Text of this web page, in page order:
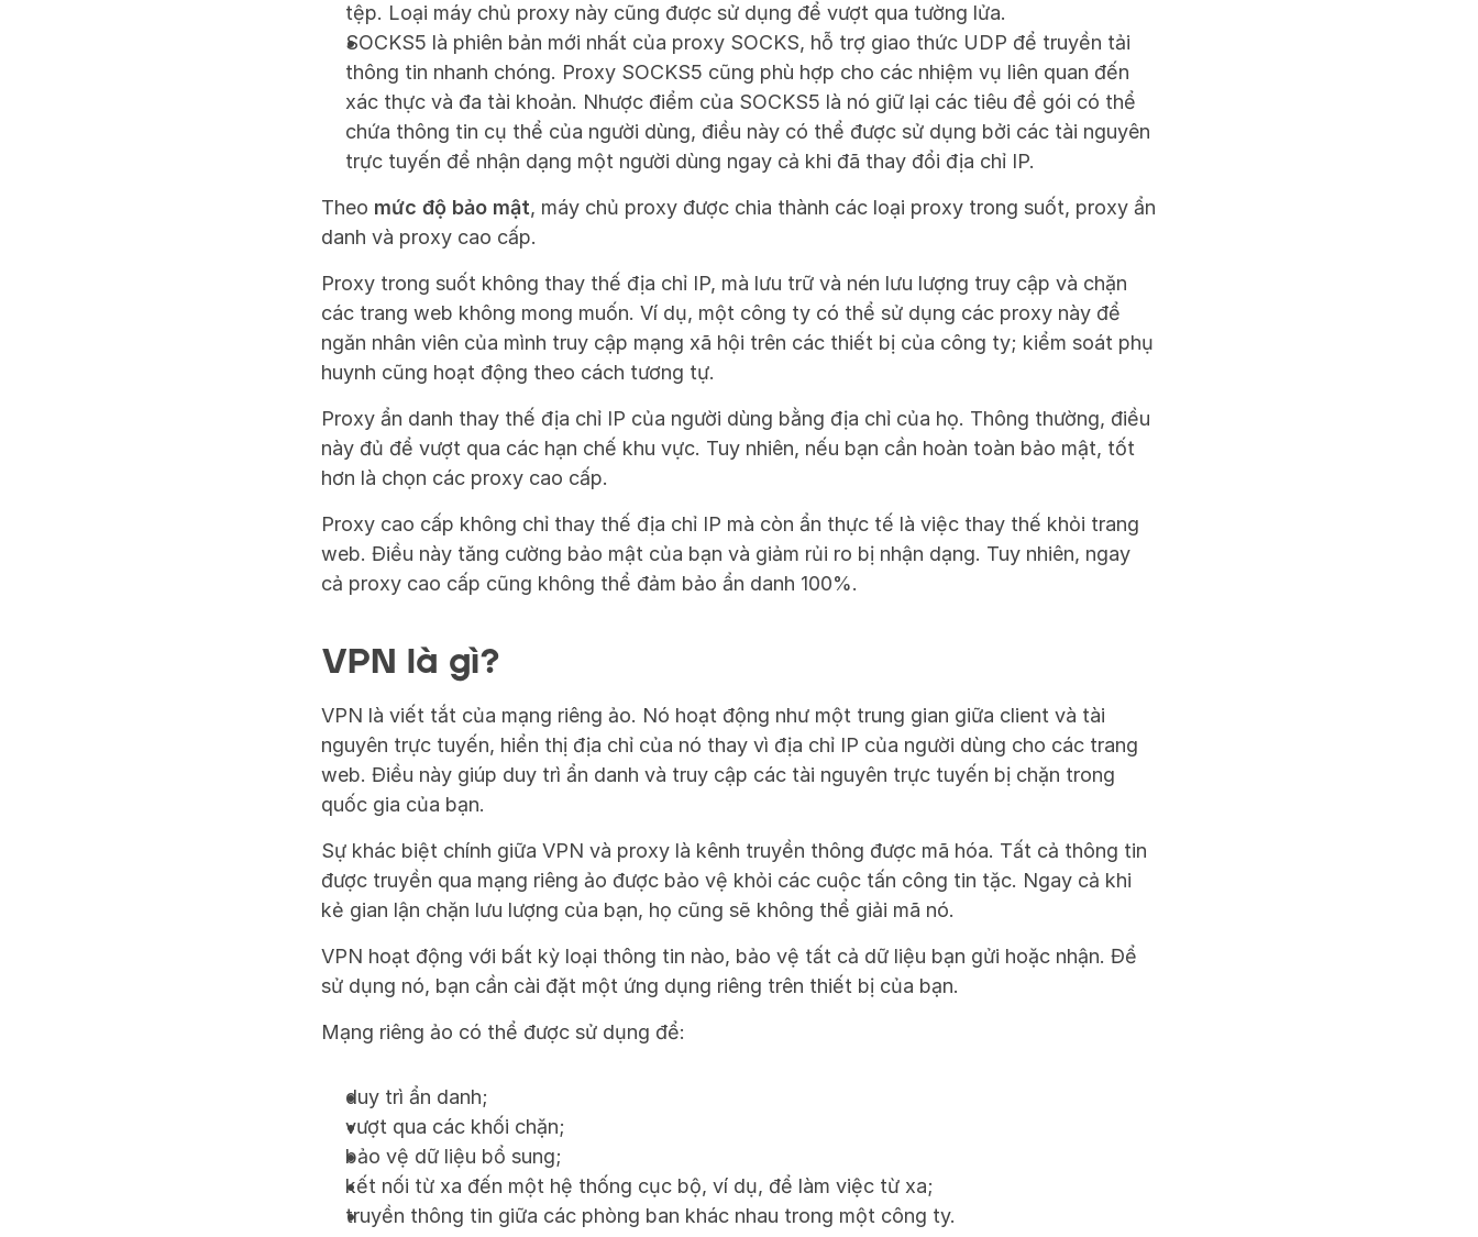
tệp. Loại máy chủ proxy này cũng được sử dụng để vượt qua tường lửa.
SOCKS5 là phiên bản mới nhất của proxy SOCKS, hỗ trợ giao thức UDP để truyền tải
thông tin nhanh chóng. Proxy SOCKS5 cũng phù hợp cho các nhiệm vụ liên quan đến
xác thực và đa tài khoản. Nhược điểm của SOCKS5 là nó giữ lại các tiêu đề gói có thể
chứa thông tin cụ thể của người dùng, điều này có thể được sử dụng bởi các tài nguyên
trực tuyến để nhận dạng một người dùng ngay cả khi đã thay đổi địa chỉ IP.
Theo mức độ bảo mật, máy chủ proxy được chia thành các loại proxy trong suốt, proxy ẩn
danh và proxy cao cấp.
Proxy trong suốt không thay thế địa chỉ IP, mà lưu trữ và nén lưu lượng truy cập và chặn
các trang web không mong muốn. Ví dụ, một công ty có thể sử dụng các proxy này để
ngăn nhân viên của mình truy cập mạng xã hội trên các thiết bị của công ty; kiểm soát phụ
huynh cũng hoạt động theo cách tương tự.
Proxy ẩn danh thay thế địa chỉ IP của người dùng bằng địa chỉ của họ. Thông thường, điều
này đủ để vượt qua các hạn chế khu vực. Tuy nhiên, nếu bạn cần hoàn toàn bảo mật, tốt
hơn là chọn các proxy cao cấp.
Proxy cao cấp không chỉ thay thế địa chỉ IP mà còn ẩn thực tế là việc thay thế khỏi trang
web. Điều này tăng cường bảo mật của bạn và giảm rủi ro bị nhận dạng. Tuy nhiên, ngay
cả proxy cao cấp cũng không thể đảm bảo ẩn danh 100%.
VPN là gì?
VPN là viết tắt của mạng riêng ảo. Nó hoạt động như một trung gian giữa client và tài
nguyên trực tuyến, hiển thị địa chỉ của nó thay vì địa chỉ IP của người dùng cho các trang
web. Điều này giúp duy trì ẩn danh và truy cập các tài nguyên trực tuyến bị chặn trong
quốc gia của bạn.
Sự khác biệt chính giữa VPN và proxy là kênh truyền thông được mã hóa. Tất cả thông tin
được truyền qua mạng riêng ảo được bảo vệ khỏi các cuộc tấn công tin tặc. Ngay cả khi
kẻ gian lận chặn lưu lượng của bạn, họ cũng sẽ không thể giải mã nó.
VPN hoạt động với bất kỳ loại thông tin nào, bảo vệ tất cả dữ liệu bạn gửi hoặc nhận. Để
sử dụng nó, bạn cần cài đặt một ứng dụng riêng trên thiết bị của bạn.
Mạng riêng ảo có thể được sử dụng để:
duy trì ẩn danh;
vượt qua các khối chặn;
bảo vệ dữ liệu bổ sung;
kết nối từ xa đến một hệ thống cục bộ, ví dụ, để làm việc từ xa;
truyền thông tin giữa các phòng ban khác nhau trong một công ty.